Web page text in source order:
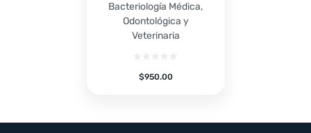
Bacteriología Médica,
Odontológica y
Veterinaria
$950.00